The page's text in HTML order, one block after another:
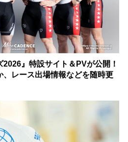
2026』特設サイト＆PVが公開！
レース出場情報などを随時更